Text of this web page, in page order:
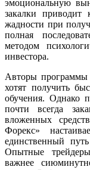
эмоциональную
закалки
жадности при
полная
методом
инвестора.
Авторы
хотят получить
обучения. Однако
почти всегда
вложенных
Форекс»
единственный
Опытные
важнее